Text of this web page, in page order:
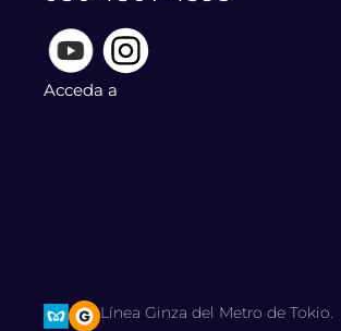
Acceda a
Línea Ginza del Metro de Tokio.